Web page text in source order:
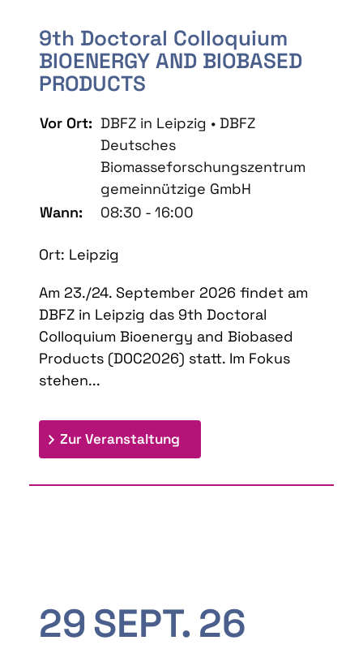
9th Doctoral Colloquium
BIOENERGY AND BIOBASED
PRODUCTS
Vor Ort: DBFZ in Leipzig • DBFZ
Deutsches
Biomasseforschungszentrum
gemeinnützige GmbH
Wann:
08:30 - 16:00
Ort: Leipzig
Am 23./24. September 2026 findet am
DBFZ in Leipzig das 9th Doctoral
Colloquium Bioenergy and Biobased
Products (DOC2026) statt. Im Fokus
stehen...
Zur Veranstaltung
29SEPT. 26